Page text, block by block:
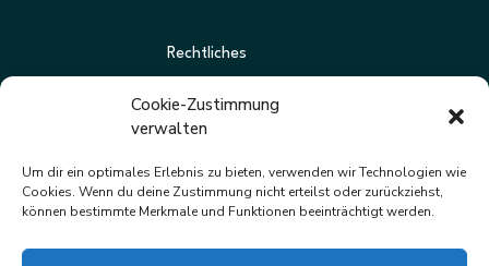
Cookie-Zustimmung
verwalten
Um dir ein optimales Erlebnis zu bieten, verwenden wir Technologien wie
Cookies. Wenn du deine Zustimmung nicht erteilst oder zurückziehst,
können bestimmte Merkmale und Funktionen beeinträchtigt werden.
Rechtliches
Datenschutz
Impressum
Newsletter